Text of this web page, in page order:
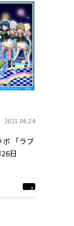
2021.06.24
ボ 「ラブ
日